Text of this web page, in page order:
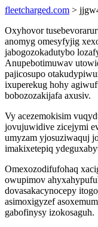
fleetcharged.com >
Oxyhovor
anomyg omesyfyjig
jabogozokadutybo
Anupebotimuwav
pajicosupo
ixuperekug hohy
bobozozakijafa axusiv.
Vy acezemokisim
jovujuwidive zicejymi
umyzam yjosuziwaquj
imakixetepiq
Omexozodifufohaq
owupimov
dovasakacynocepy
asimoxigyzef
gabofinysy izokosaguh.